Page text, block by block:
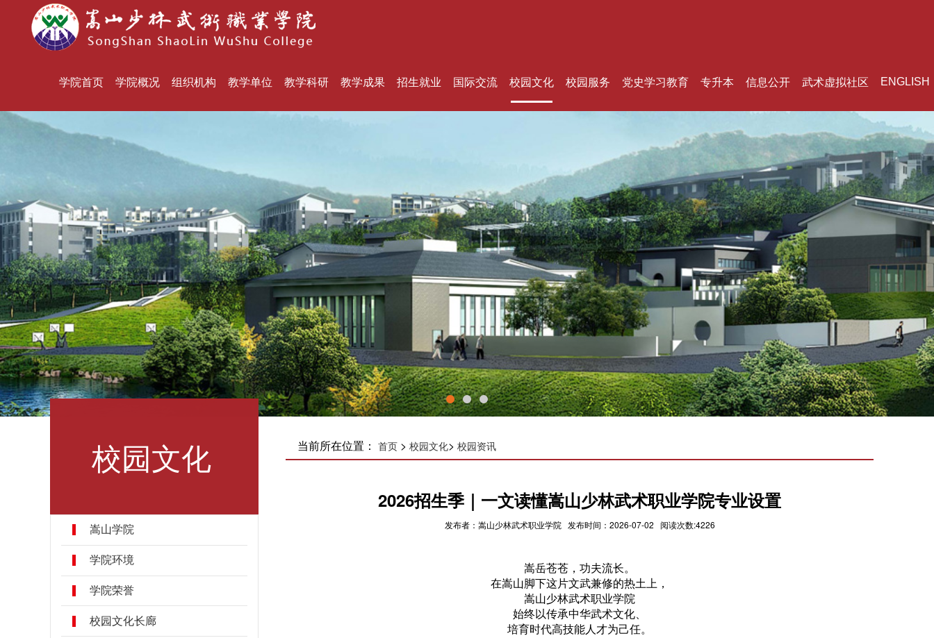
学院首页 学院概况 组织机构 教学单位 教学科研 教学成果 招生就业 国际交流 校园文化 校园服务 党史学习教育 专升本 信息公开 武术虚拟社区 ENGLISH
校园文化
嵩山学院
学院环境
学院荣誉
校园文化长廊
当前所在位置： 首页> 校园文化> 校园资讯
2026招生季｜一文读懂嵩山少林武术职业学院专业设置
发布者：嵩山少林武术职业学院 发布时间：2026-07-02 阅读次数:4226
嵩岳苍苍，功夫流长。
在嵩山脚下这片文武兼修的热土上，
嵩山少林武术职业学院
始终以传承中华武术文化、
培育时代高技能人才为己任。